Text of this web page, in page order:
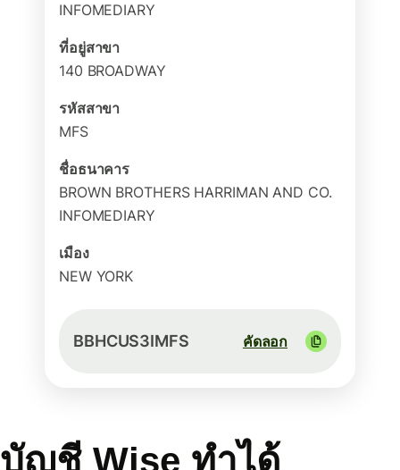
INFOMEDIARY
ที่อยู่สาขา
140 BROADWAY
รหัสสาขา
MFS
ชื่อธนาคาร
BROWN BROTHERS HARRIMAN AND CO.
INFOMEDIARY
เมือง
NEW YORK
BBHCUS3IMFS คัดลอก
บัญชี Wise ทำได้